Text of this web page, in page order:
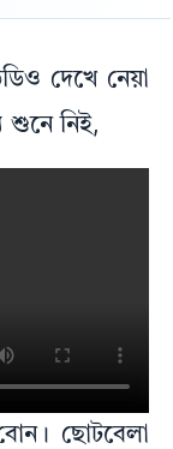
দেখে নেয়া
শুনে নিই,
ছোটবেলা